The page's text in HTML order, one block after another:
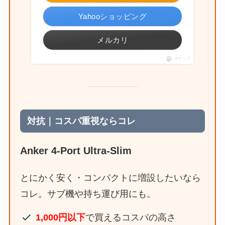
Yahooショッピング
メルカリ
ポチップ
対抗｜コスパ重視ならコレ
Anker 4-Port Ultra-Slim
とにかく安く・コンパクトに増設したいなら
コレ。サブ機や持ち運び用にも。
1,000円以下で買えるコスパの高さ